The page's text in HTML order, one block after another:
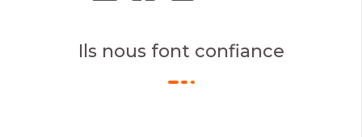
Ils nous font confiance